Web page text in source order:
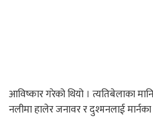
आविष्कार गरेको थियो । त्यतिबेलाका
नलीमा हालेर जनावर र दुश्मनलाई मार्नका